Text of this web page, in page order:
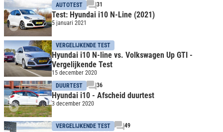
AUTOTEST 31
Test: Hyundai i10 N-Line (2021)
5 januari 2021
VERGELIJKENDE TEST
Hyundai i10 N-line vs. Volkswagen Up GTI -
Vergelijkende Test
15 december 2020
DUURTEST
36
Hyundai i10 - Afscheid duurtest
3 december 2020
VERGELIJKENDE TEST 49